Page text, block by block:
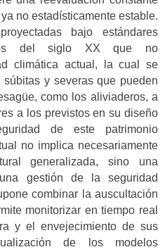
no estadísticamente estable.
bajo estándares
del siglo XX que no
climática actual, la cual se
y severas que pueden
como los aliviaderos, a
a los previstos en su diseño
de este patrimonio
no implica necesariamente
generalizada, sino una
gestión de la seguridad
combinar la auscultación
monitorizar en tiempo real
y el envejecimiento de sus
de los modelos